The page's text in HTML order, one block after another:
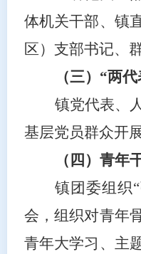
体机关干部、镇
区）支部书记、
（三） “两
镇党代表、
基层党员群众开
（四）青年
镇团委组织
会，组织对青年
青年大学习、主